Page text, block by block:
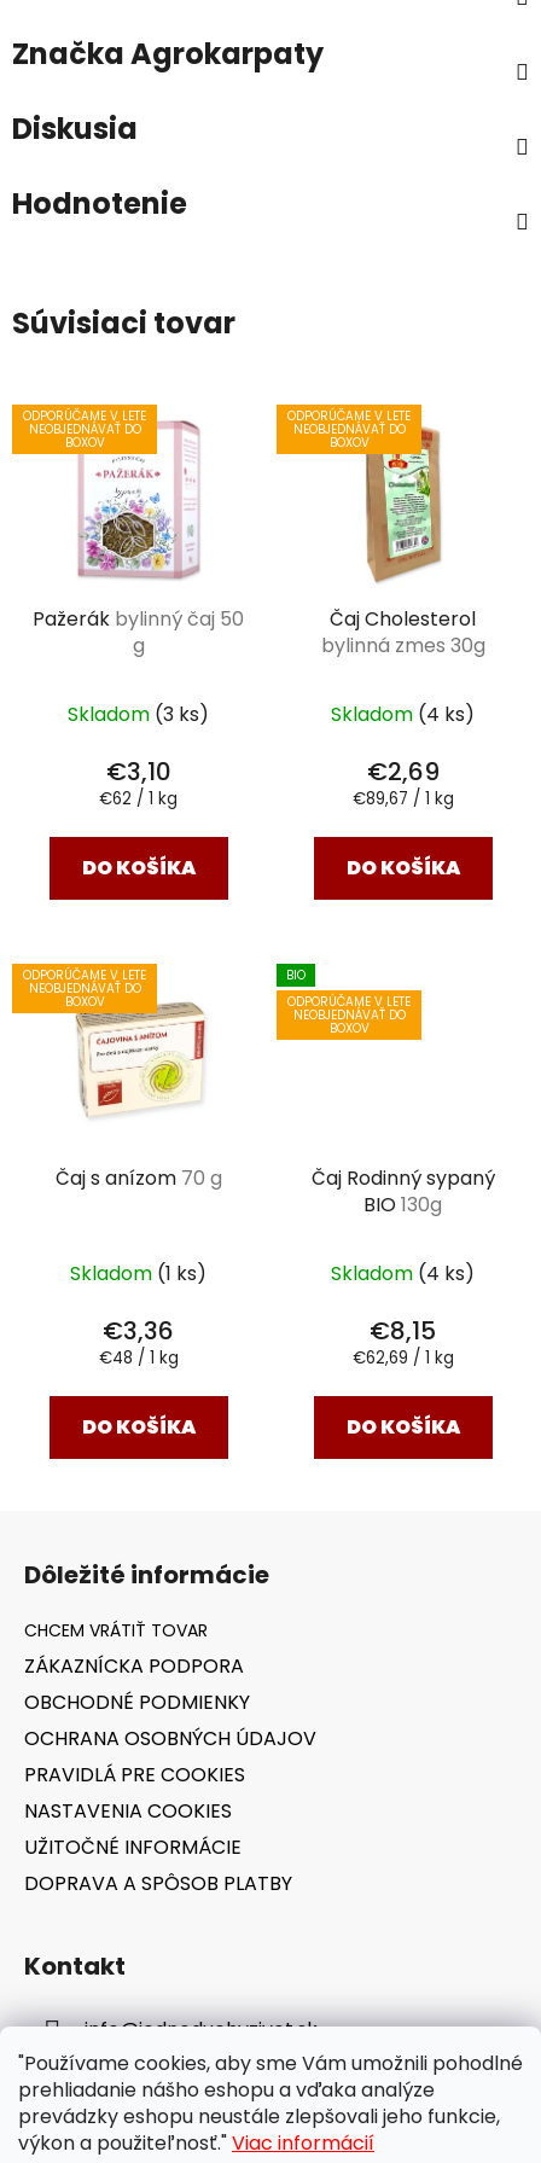
"Používame cookies, aby sme Vám umožnili pohodlné
prehliadanie nášho eshopu a vďaka analýze
prevádzky eshopu neustále zlepšovali jeho funkcie,
výkon a použiteľnosť."Viac informácií
ZnačkaAgrokarpaty
Diskusia
Hodnotenie
Súvisiaci tovar
ODPORÚČAME V LETE
NEOBJEDNÁVAŤ DO
BOXOV
Pažerák bylinný čaj 50
g
Skladom (3 ks)
€3,10
Jednotková
€62 / 1 kg
DO KOŠÍKA
ODPORÚČAME V LETE
NEOBJEDNÁVAŤ DO
BOXOV
Čaj Cholesterol
bylinná zmes 30g
Skladom (4 ks)
€2,69
Jednotková
€89,67 / 1 kg
DO KOŠÍKA
ODPORÚČAME V LETE
NEOBJEDNÁVAŤ DO
BOXOV
Čaj s anízom 70 g
Skladom (1 ks)
€3,36
Jednotková
€48 / 1 kg
DO KOŠÍKA
BIO
ODPORÚČAME V LETE
NEOBJEDNÁVAŤ DO
BOXOV
Čaj Rodinný sypaný
BIO130g
Skladom (4 ks)
€8,15
Jednotková
€62,69 / 1 kg
DO KOŠÍKA
Dôležité informácie
ZÁKAZNÍCKA PODPORA
OBCHODNÉ PODMIENKY
OCHRANA OSOBNÝCH ÚDAJOV
PRAVIDLÁ PRE COOKIES
NASTAVENIA COOKIES
UŽITOČNÉ INFORMÁCIE
DOPRAVA A SPÔSOB PLATBY
Kontakt
info@jednoduchyzivot.sk
E-shop: 0948 647 767